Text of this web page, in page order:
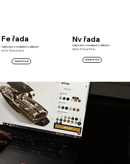
Fe řada
Nabízeno v modelech o délkách
6,7 m, 7,0 m a 7,6 m.
Objevte Fe řadu
Nv řada
Nabízeno v modelech o délkách
6,5 m, 7,1 m a 7,4 m.
Objevte Nv řadu